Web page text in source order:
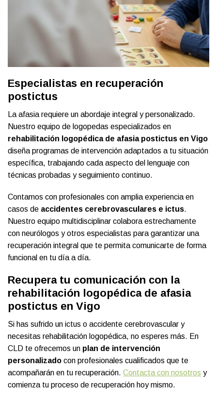
Especialistas en recuperación
postictus
La afasia requiere un abordaje integral y personalizado.
Nuestro equipo de logopedas especializados en
rehabilitación logopédica de afasia postictus en Vigo
diseña programas de intervención adaptados a tu situación
específica, trabajando cada aspecto del lenguaje con
técnicas probadas y seguimiento continuo.
Contamos con profesionales con amplia experiencia en
casos de accidentes cerebrovasculares e ictus.
Nuestro equipo multidisciplinar colabora estrechamente
con neurólogos y otros especialistas para garantizar una
recuperación integral que te permita comunicarte de forma
funcional en tu día a día.
Recupera tu comunicación con la
rehabilitación logopédica de afasia
postictus en Vigo
Si has sufrido un ictus o accidente cerebrovascular y
necesitas rehabilitación logopédica, no esperes más. En
CLD te ofrecemos un plan de intervención
personalizado con profesionales cualificados que te
acompañarán en tu recuperación. Contacta con nosotros y
comienza tu proceso de recuperación hoy mismo.